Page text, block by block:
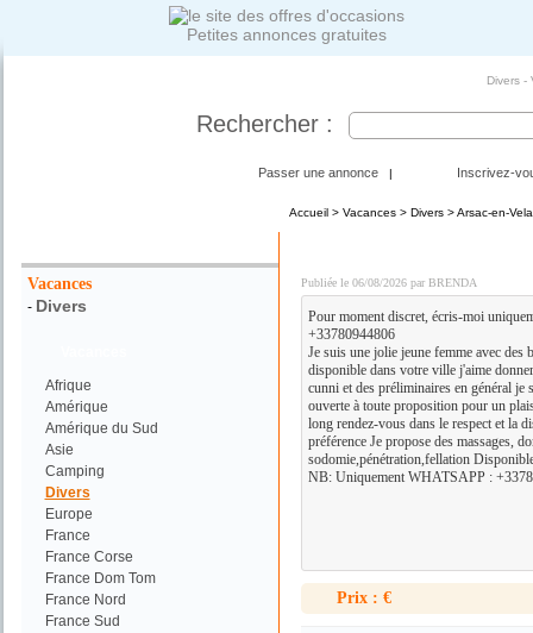
Petites annonces gratuites
Divers -
Rechercher :
Passer une annonce | Inscrivez-
Vacances
- Divers
Afrique
Amérique
Amérique du Sud
Asie
Camping
Divers
Europe
France
France Corse
France Dom Tom
France Nord
France Sud
Accueil> Vacances> Divers> Arsac-en-
Publiée le 06/08/2026 par BRENDA
Pour moment discret, écris-moi
+33780944806
Je suis une jolie jeune femme avec des
disponible dans votre ville j'aime
cunni et des préliminaires en général je
ouverte à toute proposition pour un
long rendez-vous dans le respect et la
préférence Je propose des massages,
sodomie,pénétration,fellation
NB: Uniquement WHATSAPP :
Prix : €